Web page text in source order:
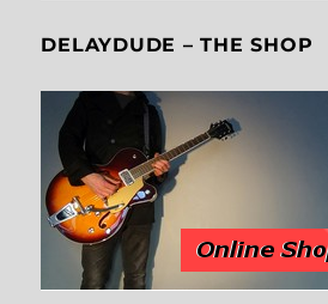
DELAYDUDE – THE SHOP